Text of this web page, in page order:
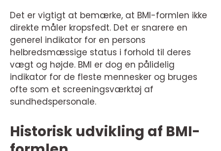
Det er vigtigt at bemærke, at BMI-formlen ikke
direkte måler kropsfedt. Det er snarere en
generel indikator for en persons
helbredsmæssige status i forhold til deres
vægt og højde. BMI er dog en pålidelig
indikator for de fleste mennesker og bruges
ofte som et screeningsværktøj af
sundhedspersonale.
Historisk udvikling af BMI-